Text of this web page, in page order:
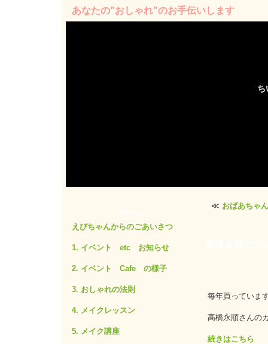
あなたの”おしゃれ”のお手伝いします
ち
≪ おばあちゃ
毎年買っていま
高橋永順さんの
続きはこちら
えびちゃんからのごあいさつ
1. イベント etc お知らせ
2. イベント Cafe の様子
3. おしゃれの法則
4. メイクレッスン
5. メイク講座